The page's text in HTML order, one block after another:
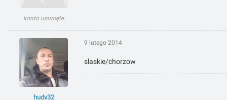
konto usunięte
hudy32
9 lutego 2014
slaskie/chorzow